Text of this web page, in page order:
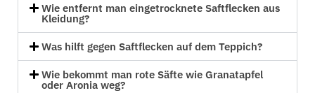
Wie entfernt man eingetrocknete Saftflecken aus
Kleidung?
Was hilft gegen Saftflecken auf dem Teppich?
Wie bekommt man rote Säfte wie Granatapfel
oder Aronia weg?